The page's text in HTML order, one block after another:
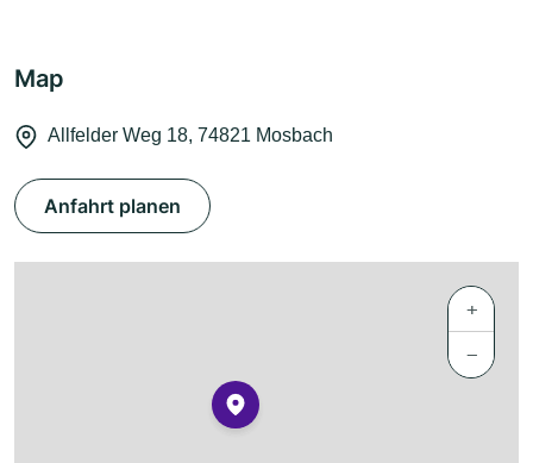
Map
Allfelder Weg 18, 74821 Mosbach
Anfahrt planen
+
−